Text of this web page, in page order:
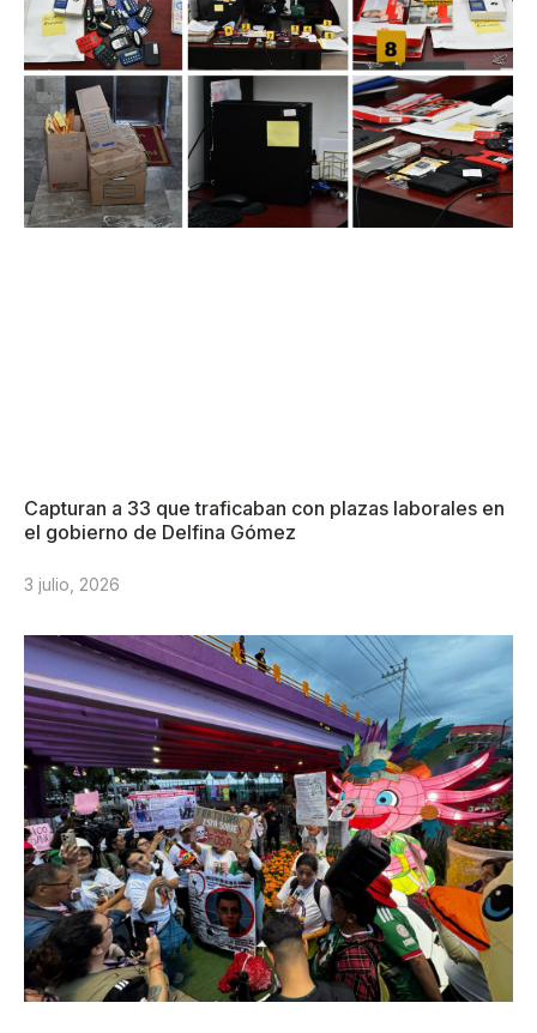
Capturan a 33 que traficaban con plazas laborales en
el gobierno de Delfina Gómez
3 julio, 2026